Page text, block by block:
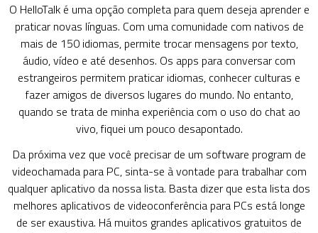
O HelloTalk é uma opção completa para quem deseja aprender e
praticar novas línguas. Com uma comunidade com nativos de
mais de 150 idiomas, permite trocar mensagens por texto,
áudio, vídeo e até desenhos. Os apps para conversar com
estrangeiros permitem praticar idiomas, conhecer culturas e
fazer amigos de diversos lugares do mundo. No entanto,
quando se trata de minha experiência com o uso do chat ao
vivo, fiquei um pouco desapontado.
Da próxima vez que você precisar de um software program de
videochamada para PC, sinta-se à vontade para trabalhar com
qualquer aplicativo da nossa lista. Basta dizer que esta lista dos
melhores aplicativos de videoconferência para PCs está longe
de ser exaustiva. Há muitos grandes aplicativos gratuitos de